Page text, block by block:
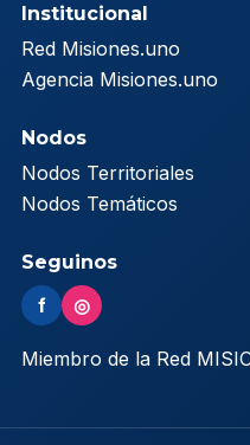
Institucional
Red Misiones.uno
Agencia Misiones.uno
Nodos
Nodos Territoriales
Nodos Temáticos
Seguinos
f ◎
Miembro de la Red